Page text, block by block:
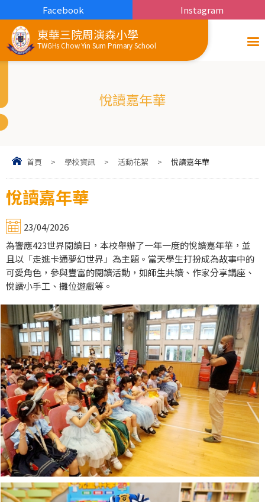
東華三院周演森小學
TWGHs Chow Yin Sum Primary School
Facebook Instagram
悅讀嘉年華
首頁 > 學校資訊 > 活動花絮 > 悅讀嘉年華
悅讀嘉年華
23/04/2026
為響應423世界閱讀日，本校舉辦了一年一度的悅讀嘉年華，並
且以「走進卡通夢幻世界」為主題。當天學生打扮成為故事中的
可愛角色，參與豐富的閱讀活動，如師生共讀、作家分享講座、
悅讀小手工、攤位遊戲等。